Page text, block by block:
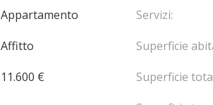
Appartamento
Affitto
11.600 €
Servizi:
Superficie
Superficie